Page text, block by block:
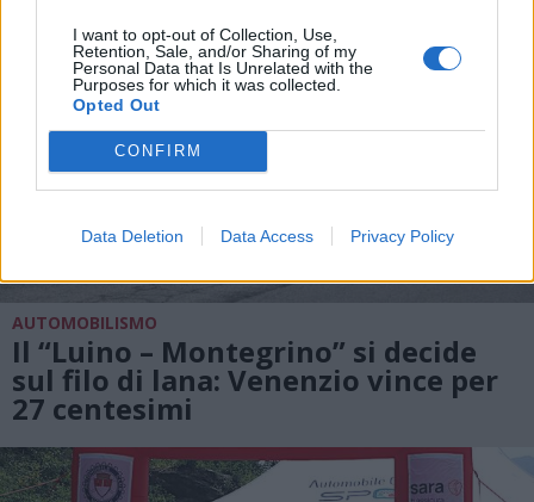
I want to opt-out of Collection, Use,
Retention, Sale, and/or Sharing of my
Personal Data that Is Unrelated with the
Purposes for which it was collected.
Opted Out
CONFIRM
Data Deletion Data Access Privacy Policy
AUTOMOBILISMO
Il “Luino – Montegrino” si decide
sul filo di lana: Venenzio vince per
27 centesimi